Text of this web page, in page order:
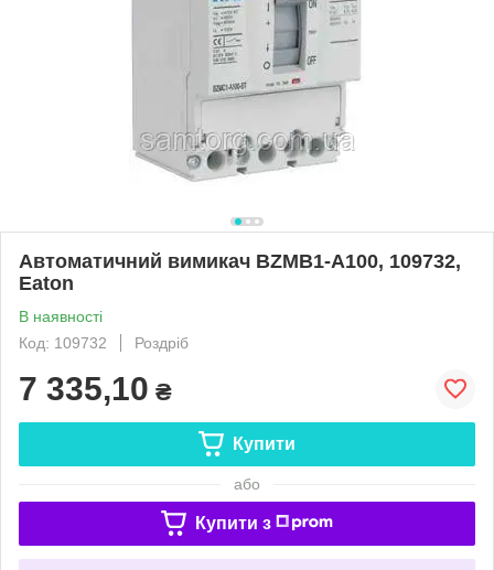
Автоматичний вимикач BZMB1-A100, 109732,
Eaton
В наявності
Код: 109732
Роздріб
7 335,10 ₴
Купити
або
Купити з